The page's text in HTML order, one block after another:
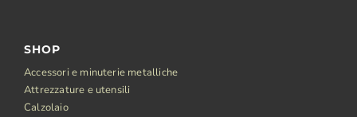
SHOP
Accessori e minuterie metalliche
Attrezzature e utensili
Calzolaio